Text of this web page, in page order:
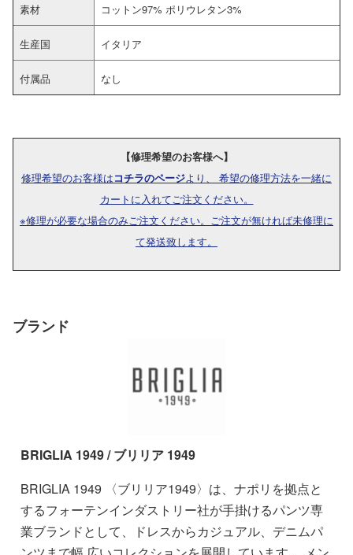
素材 コットン97% ポリウレタン3%
生産国 イタリア
付属品 なし
【修理希望のお客様へ】
修理希望のお客様はコチラのページより、 希望の修理方法を一緒に
カートに入れてご注文ください。
※修理が必要な場合のみご注文ください。ご注文が無ければ未修理に
て発送致します。
ブランド
BRIGLIA 1949 / ブリリア 1949
BRIGLIA 1949 〈ブリリア1949〉は、ナポリを拠点と
するフォーテンインダストリー社が手掛けるパンツ専
業ブランドとして、ドレスからカジュアル、デニムパ